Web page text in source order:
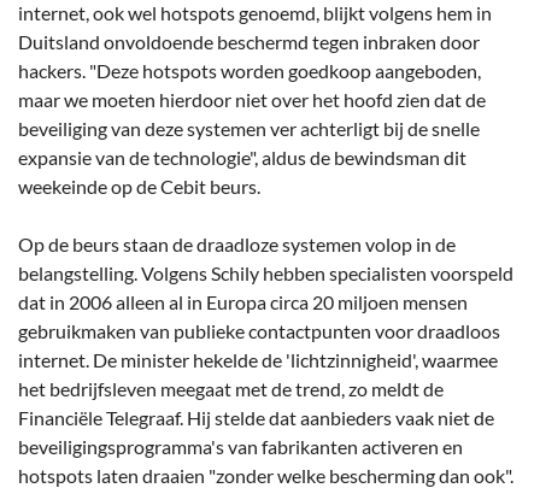
internet, ook wel hotspots genoemd, blijkt volgens hem in
Duitsland onvoldoende beschermd tegen inbraken door
hackers. "Deze hotspots worden goedkoop aangeboden,
maar we moeten hierdoor niet over het hoofd zien dat de
beveiliging van deze systemen ver achterligt bij de snelle
expansie van de technologie", aldus de bewindsman dit
weekeinde op de Cebit beurs.
Op de beurs staan de draadloze systemen volop in de
belangstelling. Volgens Schily hebben specialisten voorspeld
dat in 2006 alleen al in Europa circa 20 miljoen mensen
gebruikmaken van publieke contactpunten voor draadloos
internet. De minister hekelde de 'lichtzinnigheid', waarmee
het bedrijfsleven meegaat met de trend, zo meldt de
Financiële Telegraaf. Hij stelde dat aanbieders vaak niet de
beveiligingsprogramma's van fabrikanten activeren en
hotspots laten draaien "zonder welke bescherming dan ook".